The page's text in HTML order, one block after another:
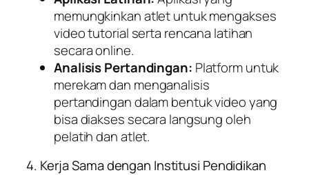
memungkinkan atlet untuk mengakses
video tutorial serta rencana latihan
secara online.
Analisis Pertandingan: Platform untuk
merekam dan menganalisis
pertandingan dalam bentuk video yang
bisa diakses secara langsung oleh
pelatih dan atlet.
4. Kerja Sama dengan Institusi Pendidikan